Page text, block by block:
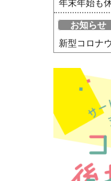
年末年始も
お知らせ
新型コロナ